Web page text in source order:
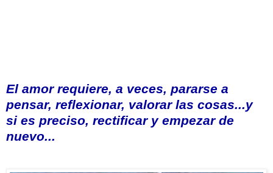
El amor requiere, a veces, pararse a
pensar, reflexionar, valorar las cosas...y
si es preciso, rectificar y empezar de
nuevo...